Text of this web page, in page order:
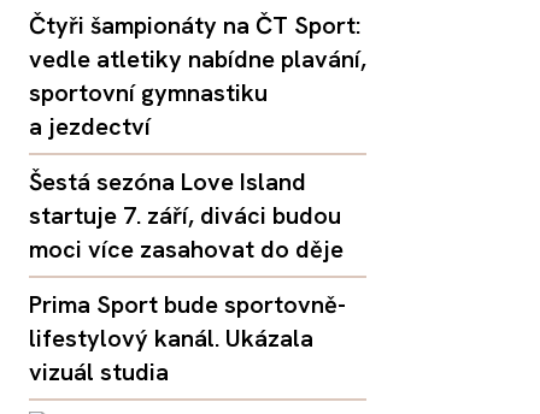
Čtyři šampionáty na ČT Sport:
vedle atletiky nabídne plavání,
sportovní gymnastiku
a jezdectví
Šestá sezóna Love Island
startuje 7. září, diváci budou
moci více zasahovat do děje
Prima Sport bude sportovně-
lifestylový kanál. Ukázala
vizuál studia